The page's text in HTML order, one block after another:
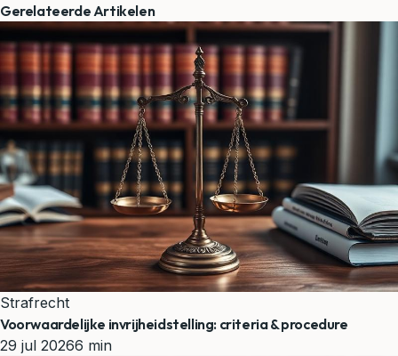
Gerelateerde Artikelen
Strafrecht
Voorwaardelijke invrijheidstelling: criteria & procedure
29 jul 20266 min